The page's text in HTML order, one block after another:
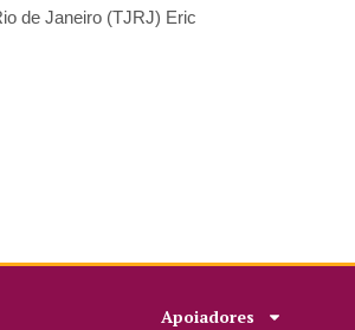
de Janeiro (TJRJ) Eric
Apoiadores